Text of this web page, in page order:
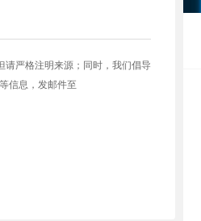
请严格注明来源；同时，我们倡导
信息，发邮件至